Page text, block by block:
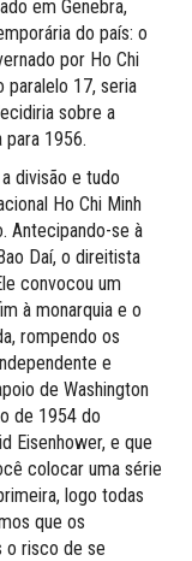
em Genebra,
do país: o
por Ho Chi
paralelo 17, seria
sobre a
1956.
divisão e tudo
Ho Chi Minh
Antecipando-se à
Daí, o direitista
convocou um
à monarquia e o
rompendo os
e
de Washington
de 1954 do
Eisenhower, e que
colocar uma série
logo todas
que os
o risco de se